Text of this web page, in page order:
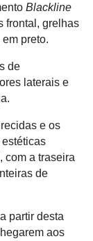
Blackline
frontal, grelhas
preto.
de
laterais e
e os
com a traseira
de
partir desta
aos